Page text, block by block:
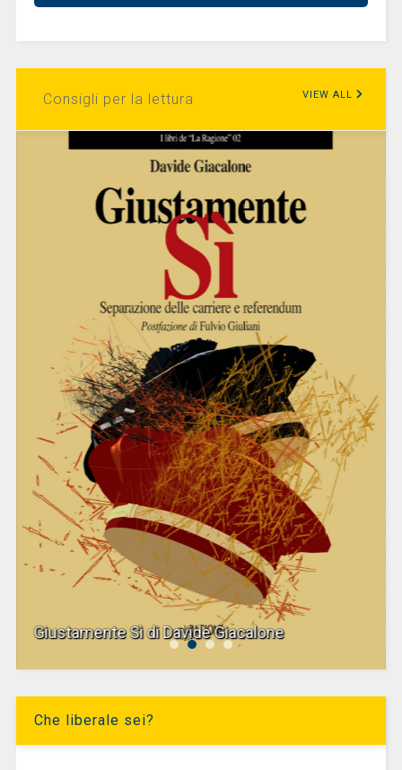
Consigli per la lettura VIEW ALL
Giustamente Sì di Davide Giacalone
Che liberale sei?